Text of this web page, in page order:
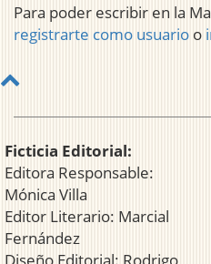
Para poder escribir en la
registrarte como usuario o
Ficticia Editorial:
Editora Responsable:
Mónica Villa
Editor Literario: Marcial
Fernández